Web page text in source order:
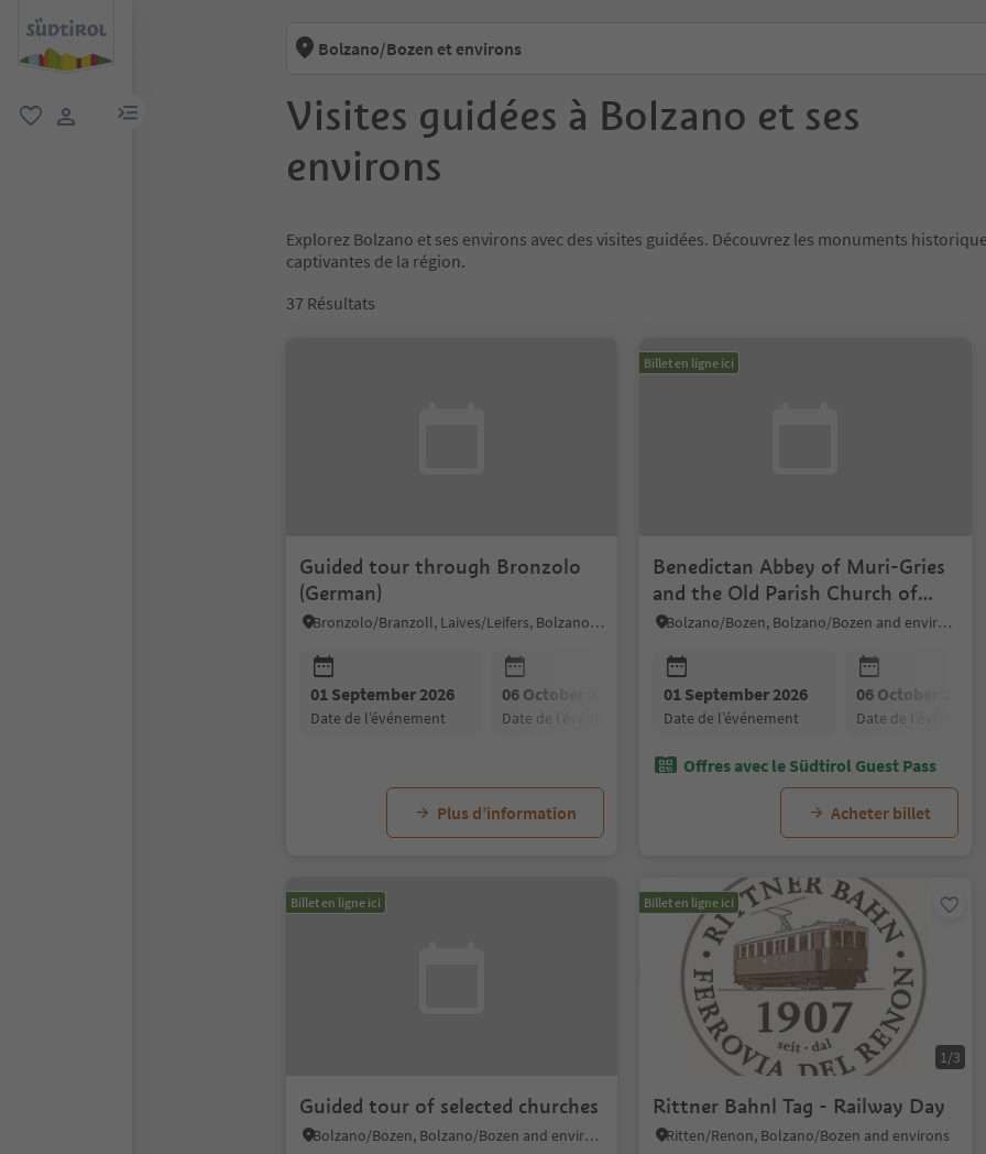
lien menu
Bolzano/Bozen et environs
Visites guidées à Bolzano et ses
environs
Explorez Bolzano et ses environs avec des visites guidées. Découvrez les monuments
captivantes de la région.
37 Résultats
Guided tour through Bronzolo
(German)
Bronzolo/Branzoll, Laives/Leifers, Bolzano/Bozen and environs
01 September 2026
date de l’événement
06 October 2026
date de l’événement
Plus d’information
Billet en ligne ici
Benedictan Abbey of Muri-Gries
and the Old Parish Church of
Gries (Italian-Germ)
Bolzano/Bozen, Bolzano/Bozen and environs
01 September 2026
date de l’événement
06 October 2026
date de l’événement
Offres avec le Südtirol Guest Pass
Acheter billet
Billet en ligne ici
Guided tour of selected churches
Bolzano/Bozen, Bolzano/Bozen and environs
Billet en ligne ici
1/3
Rittner Bahnl Tag - Railway Day
Ritten/Renon, Bolzano/Bozen and environs